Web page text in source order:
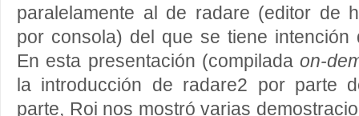
paralelamente al de radare (editor de
por consola) del que se tiene intención
En esta presentación (compiladaon-
la introducción de radare2 por parte
parte, Roi nos mostró varias